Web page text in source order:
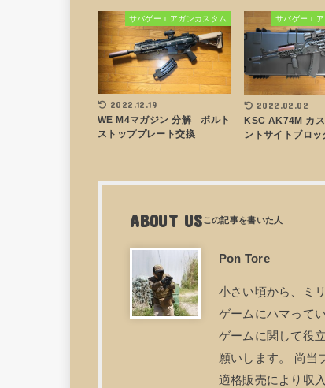
サバゲーエアガンカスタム
2022.12.19
WE M4マガジン 分解 ボルト
ストッププレート交換
サバゲーエ
2022.02.02
KSC AK74M カ
ントサイトブロッ
ABOUT US
Pon Tore
小さい頃から、ミ
ゲームにハマって
ゲームに関して役
願いします。 尚当
適格販売により収